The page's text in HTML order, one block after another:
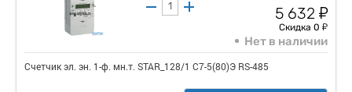
5 632 у
Скидка 0 у
Нет в наличии
Счетчик эл. эн. 1-ф. мн.т. STAR_128/1 С7-5(80)Э RS-485